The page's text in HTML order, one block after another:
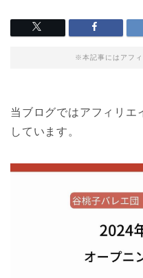
※本記事にはアフィ
当ブログではアフィリエ
しています。